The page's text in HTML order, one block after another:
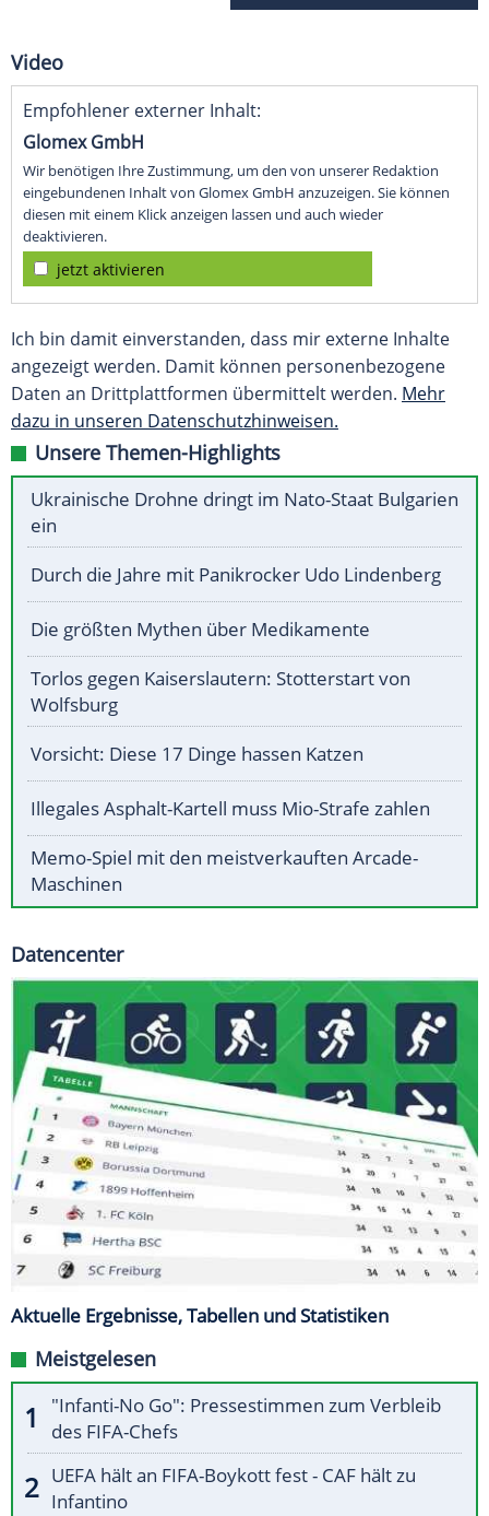
Video
Empfohlener externer Inhalt:
Glomex GmbH
Wir benötigen Ihre Zustimmung, um den von unserer Redaktion
eingebundenen Inhalt von Glomex GmbH anzuzeigen. Sie können
diesen mit einem Klick anzeigen lassen und auch wieder
deaktivieren.
jetzt aktivieren
Ich bin damit einverstanden, dass mir externe Inhalte
angezeigt werden. Damit können personenbezogene
Daten an Drittplattformen übermittelt werden. Mehr
dazu in unseren Datenschutzhinweisen.
Unsere Themen-Highlights
Ukrainische Drohne dringt im Nato-Staat Bulgarien
ein
Durch die Jahre mit Panikrocker Udo Lindenberg
Die größten Mythen über Medikamente
Torlos gegen Kaiserslautern: Stotterstart von
Wolfsburg
Vorsicht: Diese 17 Dinge hassen Katzen
Illegales Asphalt-Kartell muss Mio-Strafe zahlen
Memo-Spiel mit den meistverkauften Arcade-
Maschinen
Datencenter
Aktuelle Ergebnisse, Tabellen und Statistiken
Meistgelesen
"Infanti-No Go": Pressestimmen zum Verbleib
des FIFA-Chefs
UEFA hält an FIFA-Boykott fest - CAF hält zu
Infantino